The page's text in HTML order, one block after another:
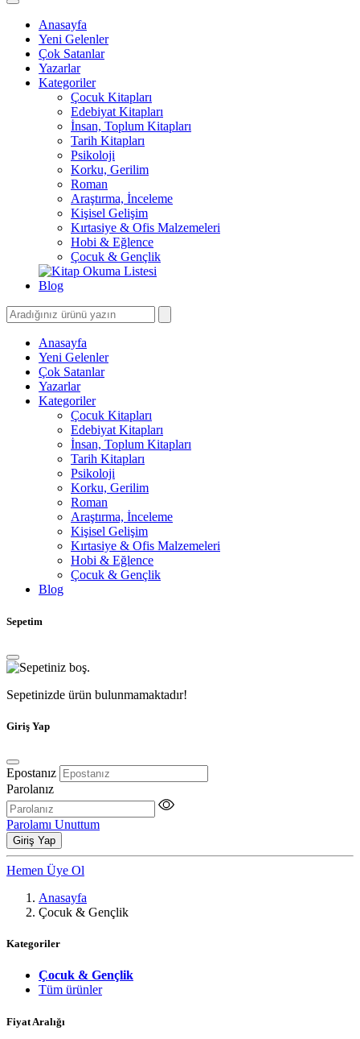
Anasayfa
Yeni Gelenler
Çok Satanlar
Yazarlar
Kategoriler
Çocuk Kitapları
Edebiyat Kitapları
İnsan, Toplum Kitapları
Tarih Kitapları
Psikoloji
Korku, Gerilim
Roman
Araştırma, İnceleme
Kişisel Gelişim
Kırtasiye & Ofis Malzemeleri
Hobi & Eğlence
Çocuk & Gençlik
Blog
Anasayfa
Yeni Gelenler
Çok Satanlar
Yazarlar
Kategoriler
Çocuk Kitapları
Edebiyat Kitapları
İnsan, Toplum Kitapları
Tarih Kitapları
Psikoloji
Korku, Gerilim
Roman
Araştırma, İnceleme
Kişisel Gelişim
Kırtasiye & Ofis Malzemeleri
Hobi & Eğlence
Çocuk & Gençlik
Blog
Sepetim
Sepetinizde ürün bulunmamaktadır!
Giriş Yap
Epostanız
Parolanız
Parolamı Unuttum
Giriş Yap
Hemen Üye Ol
Anasayfa
Çocuk & Gençlik
Kategoriler
Çocuk & Gençlik
Tüm ürünler
Fiyat Aralığı